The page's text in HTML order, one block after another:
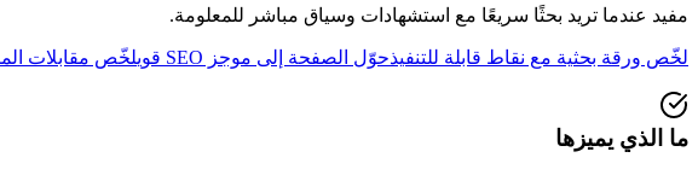
مفيد عندما تريد بحثًا سريعًا مع استشهادات وسياق مباشر للمعلومة.
لخّص ورقة بحثية مع نقاط قابلة للتنفيذحوّل الصفحة إلى موجز SEO قوي لخّص مقابلات
ما الذي يميزها